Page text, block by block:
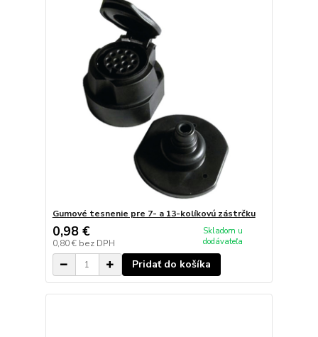
Gumové tesnenie pre 7- a 13-kolíkovú zástrčku
0,98 €
0,80 € bez DPH
Skladom u
dodávateľa
Pridať do košíka